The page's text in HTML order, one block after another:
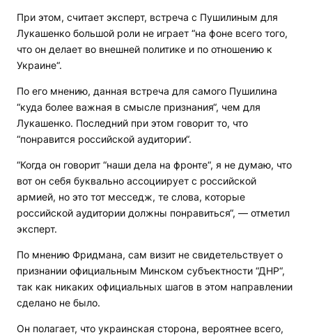
При этом, считает эксперт, встреча с Пушилиным для
Лукашенко большой роли не играет “на фоне всего того,
что он делает во внешней политике и по отношению к
Украине“.
По его мнению, данная встреча для самого Пушилина
“куда более важная в смысле признания“, чем для
Лукашенко. Последний при этом говорит то, что
“понравится российской аудитории“.
“Когда он говорит “наши дела на фронте“, я не думаю, что
вот он себя буквально ассоциирует с российской
армией, но это тот месседж, те слова, которые
российской аудитории должны понравиться“, — отметил
эксперт.
По мнению Фридмана, сам визит не свидетельствует о
признании официальным Минском субъектности “ДНР“,
так как никаких официальных шагов в этом направлении
сделано не было.
Он полагает, что украинская сторона, вероятнее всего,